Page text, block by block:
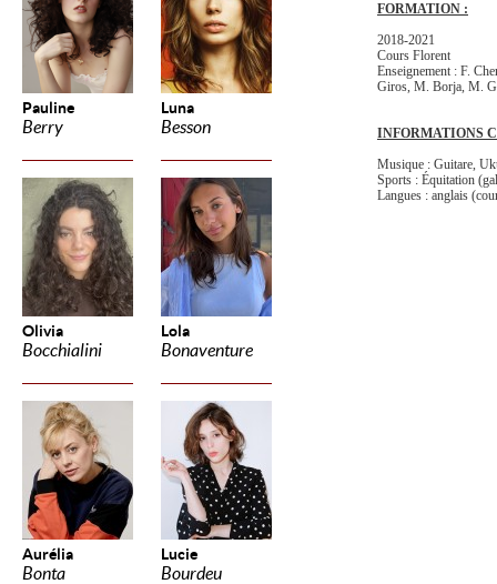
Pauline
Berry
Luna
Besson
Olivia
Bocchialini
Lola
Bonaventure
Aurélia
Bonta
Lucie
Bourdeu
FORMATION :
2018-2021
Cours Florent
Enseignement : F.
Giros, M. Borja, M.
INFORMATIONS
Musique : Guitare,
Sports : Équitation
Langues : anglais